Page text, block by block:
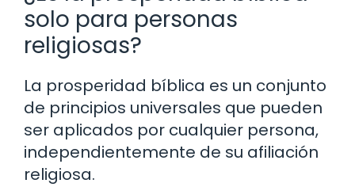
solo para personas
religiosas?
La prosperidad bíblica es un conjunto
de principios universales que pueden
ser aplicados por cualquier persona,
independientemente de su afiliación
religiosa.